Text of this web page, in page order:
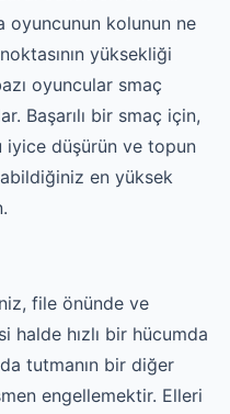
kolunun ne
yüksekliği
oyuncular smaç
Başarılı bir smaç için,
iyice düşürün ve topun
en yüksek
file önünde ve
halde hızlı bir hücumda
tutmanın bir diğer
engellemektir. Elleri